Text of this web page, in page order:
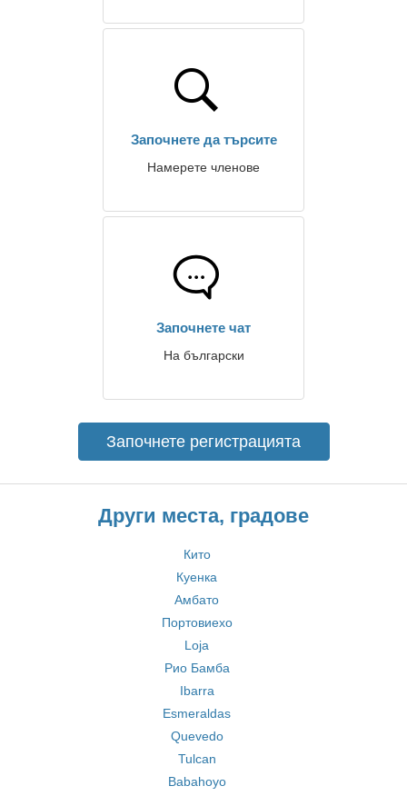
Започнете да търсите
Намерете членове
Започнете чат
На български
Започнете регистрацията
Други места, градове
Кито
Куенка
Амбато
Портовиехо
Loja
Рио Бамба
Ibarra
Esmeraldas
Quevedo
Tulcan
Babahoyo